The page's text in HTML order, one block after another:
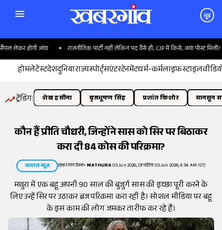
मूड
लेकर होगी जांच राजनीतिक पार्टी नहीं लेकिन पद वैसे ही, CJP में किसे, क्या पोस्ट मिली?
होमलेटेस्टदेशदुनियाराज्यस्पोर्ट्सएंटरटेनमेंटधर्म-कर्मलाइफस्टाइल
ट्रेंडिंग: शेख हसीना बृजभूषण सिंह प्रशांत किशोर मानसून
कौन हैं प्रीति चौधरी, जिन्होंने सास को सिर पर बिठाकर
करा दी 84 कोस की परिक्रमा?
वायरल न्यूज़ खबरगांव डेस्क•MATHURA03 Jun 2026, (अपडेटेड 03 Jun 2026, 4:34 AM IST)
मथुरा में एक बहू अपनी 90 साल की बुजुर्ग सास की इच्छा पूरी करने के
लिए उन्हें सिर पर उठाकर ब्रज परिक्रमा करा रही है। सोशल मीडिया पर बहू
के इस काम की लोग जमकर तारीफ कर रहे हैं।